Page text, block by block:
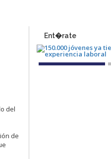
del
de
Ent�rate